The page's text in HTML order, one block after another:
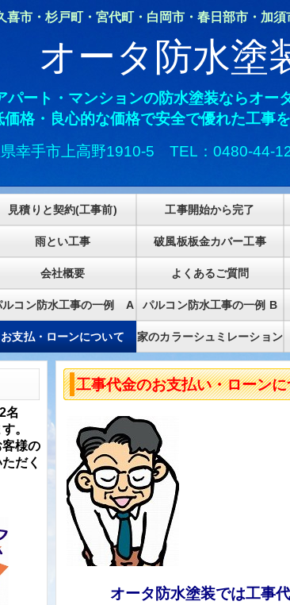
戸町・宮代町・白岡市・春日部市・加須
オータ防水塗
パート・マンションの防水塗装ならオー
格・良心的な価格で安全で優れた工事
手市上高野1910-5 TEL：0480-44-
見積りと契約(工事前) 工事開始から完了
雨とい工事 破風板板金カバー工事
会社概要 よくあるご質問
ルコン防水工事の一例 A パルコン防水工事の一例 B
お支払・ローンについて 家のカラーシュミレーション
工事代金のお支払い・ローン
オータ防水塗装では工事
名
。
様の
だく